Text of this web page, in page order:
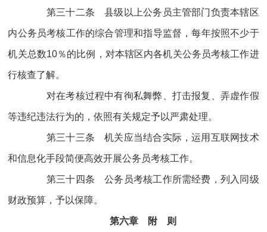
第三十二条 县级以上公务员主管部门负责本辖区
内公务员考核工作的综合管理和指导监督，每年按照不少于
机关总数10％的比例，对本辖区内各机关公务员考核工作进
行核查了解。
对在考核过程中有徇私舞弊、打击报复、弄虚作假
等违纪违法行为的，依照有关规定予以严肃处理。
第三十三条 机关应当结合实际，运用互联网技术
和信息化手段简便高效开展公务员考核工作。
第三十四条 公务员考核工作所需经费，列入同级
财政预算，予以保障。
第六章 附 则